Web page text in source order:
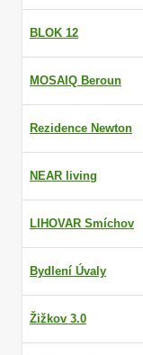
BLOK 12
MOSAIQ Beroun
Rezidence Newton
NEAR living
LIHOVAR Smíchov
Bydlení Úvaly
Žižkov 3.0